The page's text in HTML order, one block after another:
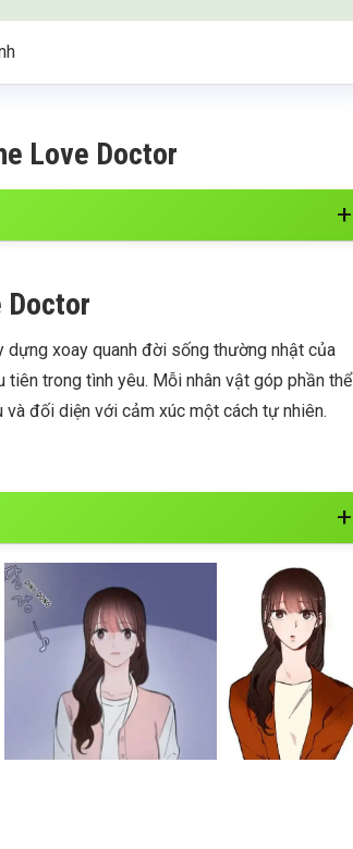
Love Doctor
Doctor
xoay quanh đời sống thường nhật của
trong tình yêu. Mỗi nhân vật góp phần thể
và đối diện với cảm xúc một cách tự nhiên.